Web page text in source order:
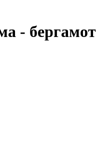
- бергамот